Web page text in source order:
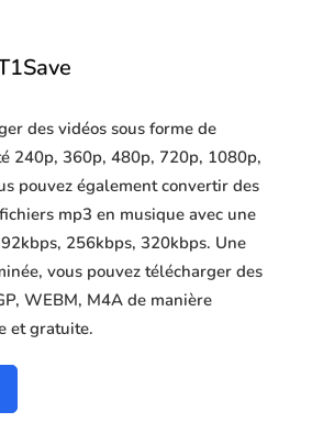
des vidéos sous forme de
240p, 360p, 480p, 720p, 1080p,
pouvez également convertir des
mp3 en musique avec une
256kbps, 320kbps. Une
vous pouvez télécharger des
WEBM, M4A de manière
et gratuite.